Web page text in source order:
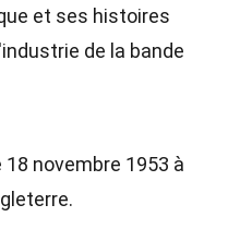
et ses histoires
de la bande
novembre 1953 à